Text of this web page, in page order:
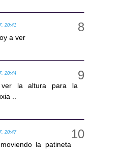
20:41
a ver
20:44
la altura para la
..
20:47
la patineta